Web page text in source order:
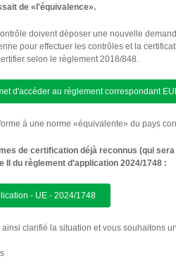
de «l'équivalence».
doivent déposer une nouvelle
pour effectuer les contrôles et la
selon le règlement 2018/848.
d'accéder au règlement correspondant
à une norme «équivalente» du pays
de certification déjà reconnus (qui
II du règlement d'application 2024/1748 :
- UE - 2024/1748
clarifié la situation et vous souhaitons